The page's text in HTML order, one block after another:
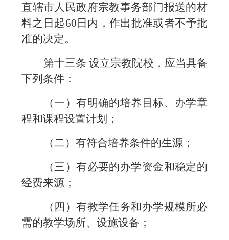
直辖市人民政府宗教事务部门报送的材
料之日起60 日内，作出批准或者不予批
准的决定。
第十三条 设立宗教院校，应当具备
下列条件：
（一）有明确的培养目标、办学章
程和课程设置计划；
（二）有符合培养条件的生源；
（三）有必要的办学资金和稳定的
经费来源；
（四）有教学任务和办学规模所必
需的教学场所、设施设备；